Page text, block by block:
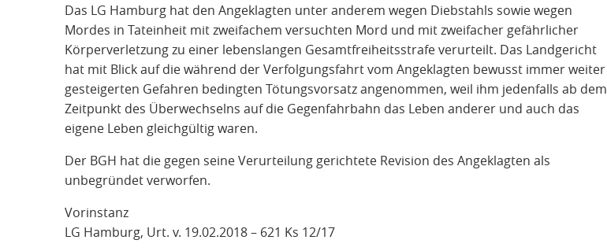
Das LG Hamburg hat den Angeklagten unter anderem wegen Diebstahls sowie wegen
Mordes in Tateinheit mit zweifachem versuchten Mord und mit zweifacher gefährlicher
Körperverletzung zu einer lebenslangen Gesamtfreiheitsstrafe verurteilt. Das Landgericht
hat mit Blick auf die während der Verfolgungsfahrt vom Angeklagten bewusst immer weiter
gesteigerten Gefahren bedingten Tötungsvorsatz angenommen, weil ihm jedenfalls ab dem
Zeitpunkt des Überwechselns auf die Gegenfahrbahn das Leben anderer und auch das
eigene Leben gleichgültig waren.
Der BGH hat die gegen seine Verurteilung gerichtete Revision des Angeklagten als
unbegründet verworfen.
Vorinstanz
LG Hamburg, Urt. v. 19.02.2018 – 621 Ks 12/17